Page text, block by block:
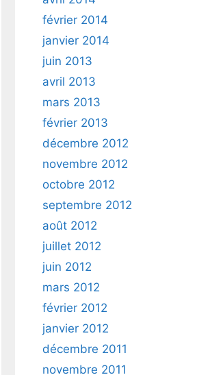
février 2014
janvier 2014
juin 2013
avril 2013
mars 2013
février 2013
décembre 2012
novembre 2012
octobre 2012
septembre 2012
août 2012
juillet 2012
juin 2012
mars 2012
février 2012
janvier 2012
décembre 2011
novembre 2011